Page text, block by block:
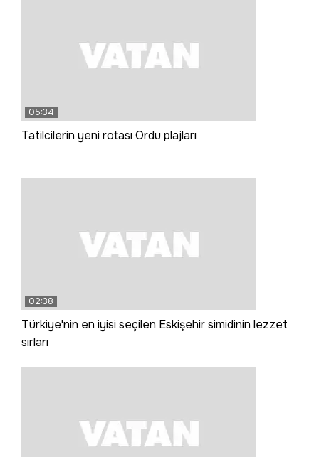
05:34
Tatilcilerin yeni rotası Ordu plajları
02:38
Türkiye'nin en iyisi seçilen Eskişehir simidinin lezzet
sırları